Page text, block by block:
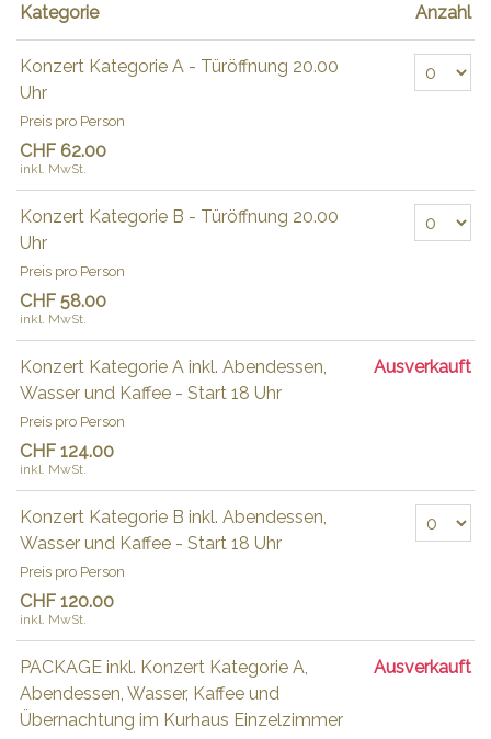
Kategorie Anzahl
Konzert Kategorie A - Türöffnung 20.00
Uhr
Preis pro Person
CHF 62.00
inkl. MwSt.
Anzahl
Konzert Kategorie B - Türöffnung 20.00
Uhr
Preis pro Person
CHF 58.00
inkl. MwSt.
Anzahl
Konzert Kategorie A inkl. Abendessen,
Wasser und Kaffee - Start 18 Uhr
Preis pro Person
CHF 124.00
inkl. MwSt.
Ausverkauft
Konzert Kategorie B inkl. Abendessen,
Wasser und Kaffee - Start 18 Uhr
Preis pro Person
CHF 120.00
inkl. MwSt.
Anzahl
PACKAGE inkl. Konzert Kategorie A,
Abendessen, Wasser, Kaffee und
Übernachtung im Kurhaus Einzelzimmer
Ausverkauft